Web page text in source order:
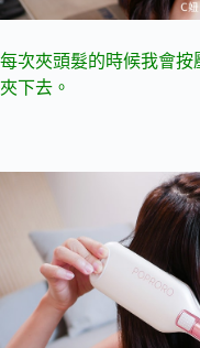
每次夾頭髮的時候我會按
夾下去。